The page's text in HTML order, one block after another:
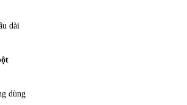
dài
dùng